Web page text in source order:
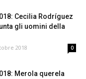
Cecilia Rodríguez
gli uomini della
2018 0
Merola querela